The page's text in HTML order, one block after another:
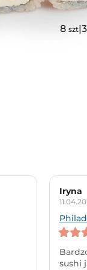
8szt|
Iryna
5out
sushi